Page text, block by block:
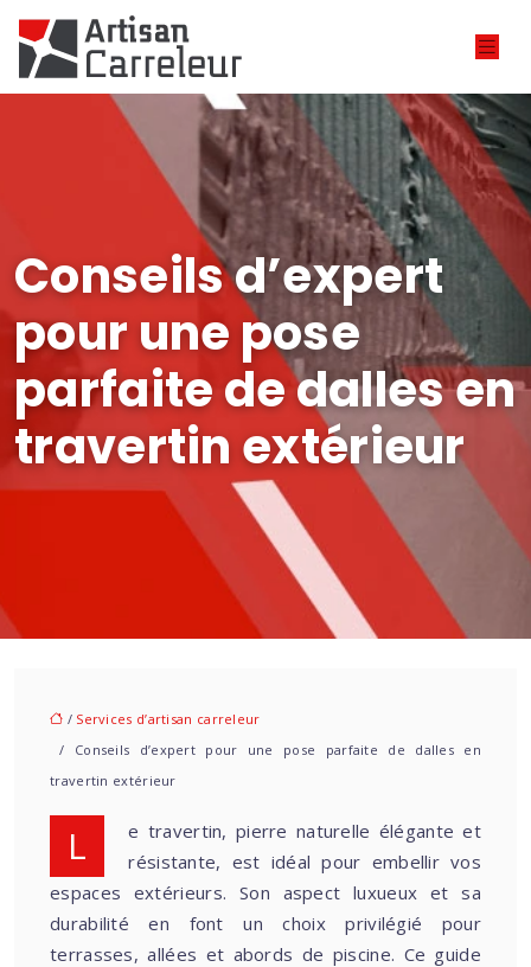
Conseils d’expert
pour une pose
parfaite de dalles en
travertin extérieur
/ Services d’artisan carreleur
/ Conseils d’expert pour une pose parfaite de dalles en
travertin extérieur
Le travertin, pierre naturelle élégante et
résistante, est idéal pour embellir vos
espaces extérieurs. Son aspect luxueux et sa
durabilité en font un choix privilégié pour
terrasses, allées et abords de piscine. Ce guide